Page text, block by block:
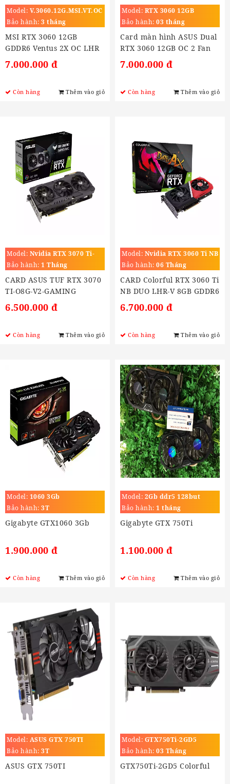
Model: V.3060.12G.MSI.VT.OC
Bảo hành: 3 tháng
MSI RTX 3060 12GB
GDDR6 Ventus 2X OC LHR
7.000.000 đ
Còn hàng Thêm vào giỏ
Model: RTX 3060 12GB
Bảo hành: 03 tháng
Card màn hình ASUS Dual
RTX 3060 12GB OC 2 Fan
V2 (DUAL-RTX3060-O12G-
V2)
7.000.000 đ
Còn hàng Thêm vào giỏ
Model: Nvidia RTX 3070 Ti-
O8G-V2-GAMING
Bảo hành: 1 Tháng
CARD ASUS TUF RTX 3070
TI-O8G-V2-GAMING
6.500.000 đ
Còn hàng Thêm vào giỏ
Model: Nvidia RTX 3060 Ti NB
DUO LHR-V 8GB GDDR6
Bảo hành: 06 Tháng
CARD Colorful RTX 3060 Ti
NB DUO LHR-V 8GB GDDR6
6.700.000 đ
Còn hàng Thêm vào giỏ
Model: 1060 3Gb
Bảo hành: 3T
Gigabyte GTX1060 3Gb
1.900.000 đ
Còn hàng Thêm vào giỏ
Model: 2Gb ddr5 128but
Bảo hành: 1 tháng
Gigabyte GTX 750Ti
1.100.000 đ
Còn hàng Thêm vào giỏ
Model: ASUS GTX 750TI
Bảo hành: 3T
ASUS GTX 750TI
Model: GTX750Ti-2GD5
Bảo hành: 03 Tháng
GTX750Ti-2GD5 Colorful